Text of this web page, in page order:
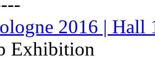
2016 | Hall
Exhibition